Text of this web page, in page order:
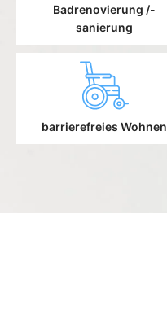
Badrenovierung /-
sanierung
barrierefreies Wohnen